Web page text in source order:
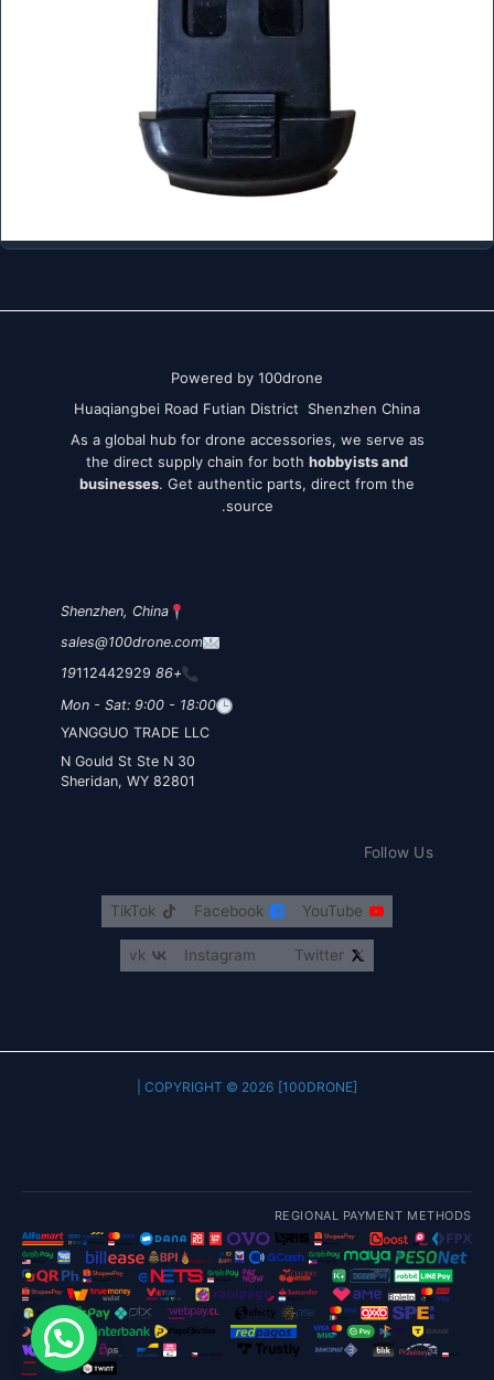
Powered by 100drone
Huaqiangbei Road Futian District Shenzhen China
As a global hub for drone accessories, we serve as
the direct supply chain for both hobbyists and
businesses. Get authentic parts, direct from the
source.
Shenzhen, China
sales@100drone.com
+86 19
112442929
Mon - Sat: 9:00 - 18:00
YANGGUO TRADE LLC
30 N Gould St Ste N
Sheridan, WY 82801
Follow Us
YouTube
Facebook
TikTok
Twitter
Instagram
vk
COPYRIGHT © 2026 [100DRONE] |
REGIONAL PAYMENT METHODS